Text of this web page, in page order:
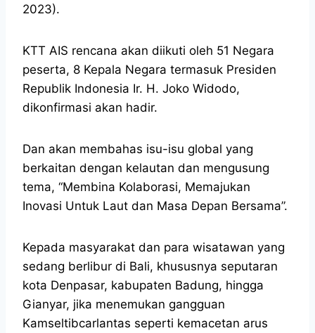
2023).
KTT AIS rencana akan diikuti oleh 51 Negara
peserta, 8 Kepala Negara termasuk Presiden
Republik Indonesia Ir. H. Joko Widodo,
dikonfirmasi akan hadir.
Dan akan membahas isu-isu global yang
berkaitan dengan kelautan dan mengusung
tema, “Membina Kolaborasi, Memajukan
Inovasi Untuk Laut dan Masa Depan Bersama”.
Kepada masyarakat dan para wisatawan yang
sedang berlibur di Bali, khususnya seputaran
kota Denpasar, kabupaten Badung, hingga
Gianyar, jika menemukan gangguan
Kamseltibcarlantas seperti kemacetan arus